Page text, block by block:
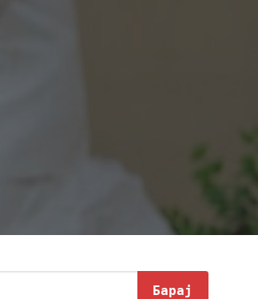
Барај